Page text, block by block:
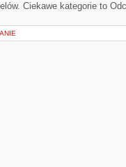
Ciekawe kategorie to